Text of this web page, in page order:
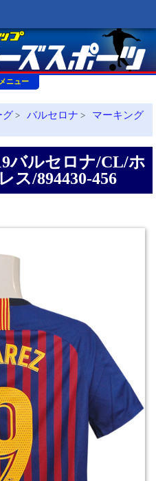
ニュー
グ > バルセロナ >
マーキング
バルセロナ/CL/ホ
ス/894430-456